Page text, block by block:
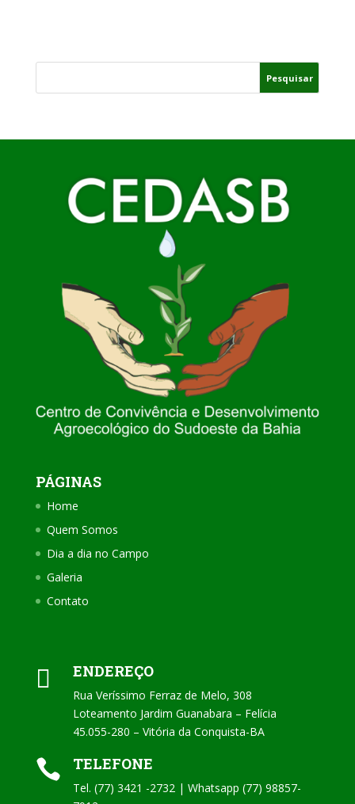
PÁGINAS
Home
Quem Somos
Dia a dia no Campo
Galeria
Contato
 ENDEREÇO
Rua Veríssimo Ferraz de Melo, 308
Loteamento Jardim Guanabara – Felícia
45.055-280 – Vitória da Conquista-BA
 TELEFONE
Tel. (77) 3421 -2732 | Whatsapp (77) 98857-